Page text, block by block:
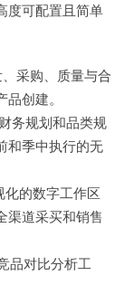
度可配置且简单
采购、质量与合
创建。
务规划和品类规
和季中执行的无
化的数字工作区
渠道采买和销售
品对比分析工